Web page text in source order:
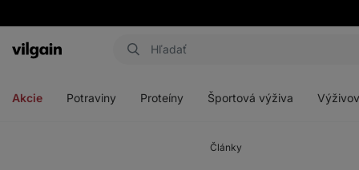
Eshop
Akcie Potraviny Proteíny Športová výživa
Články